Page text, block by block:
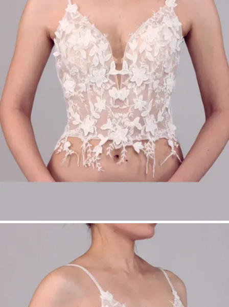
Provance-Spitze
Zarte Stickerei mit floralen Details
Sinnlicher tiefer Herzausschnitt
Schmale, bestickte Träger
Farbe: Ivory
Größen: 34–54
Perfekt für modulare Bridalwear
Produktart:
Make Up – Top
Brautmode Düsseldorf | Spitzen Braut Top |
Braut Top mit Herzausschnitt | Modulare
Brautmode